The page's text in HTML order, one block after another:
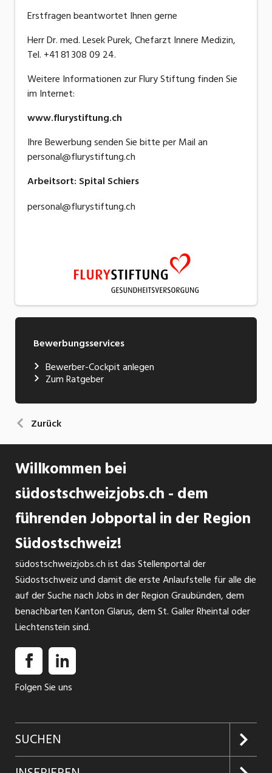
Erstfragen beantwortet Ihnen gerne
Herr Dr. med. Lesek Purek, Chefarzt Innere Medizin,
Tel. +41 81 308 09 24.
Weitere Informationen zur Flury Stiftung finden Sie
im Internet:
www.flurystiftung.ch
Ihre Bewerbung senden Sie bitte per Mail an
personal@flurystiftung.ch
Arbeitsort: Spital Schiers
personal@flurystiftung.ch
Bewerbungsservices
Bewerber-Cockpit anlegen
Zum Ratgeber
Zurück
Willkommen bei
südostschweizjobs.ch - dem
führenden Jobportal in der Region
Südostschweiz!
südostschweizjobs.ch ist das Stellenportal der
Südostschweiz und damit die erste Anlaufstelle für alle die
auf der Suche nach Jobs in der Region Graubünden, dem
benachbarten Kanton Glarus, dem St. Galler Rheintal oder
Liechtenstein sind.
Folgen Sie uns
SUCHEN